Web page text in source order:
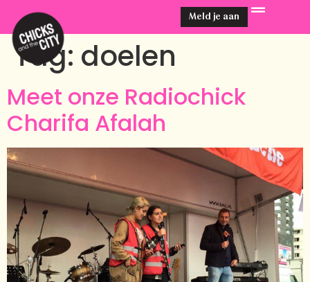
Meld je aan
Tag: doelen
Meet onze Radiochick
Charifa Afalah